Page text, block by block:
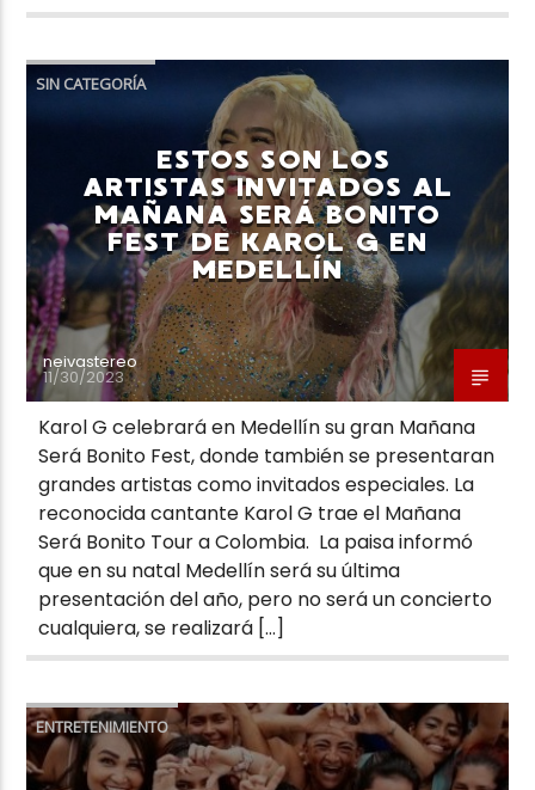
SIN CATEGORÍA
ESTOS SON LOS
ARTISTAS INVITADOS AL
MAÑANA SERÁ BONITO
FEST DE KAROL G EN
MEDELLÍN
neivastereo
11/30/2023
Karol G celebrará en Medellín su gran Mañana
Será Bonito Fest, donde también se presentaran
grandes artistas como invitados especiales. La
reconocida cantante Karol G trae el Mañana
Será Bonito Tour a Colombia. La paisa informó
que en su natal Medellín será su última
presentación del año, pero no será un concierto
cualquiera, se realizará […]
ENTRETENIMIENTO